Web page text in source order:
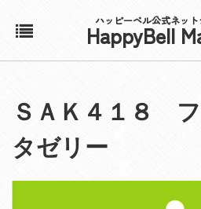
ハッピーベル公式ネッ
HappyBell
アカウント
カート
ＳＡＫ４１８
タゼリー